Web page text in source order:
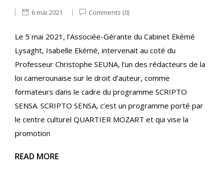
6 mai 2021
Comments (0)
Le 5 mai 2021, l’Associée-Gérante du Cabinet Ekémé
Lysaght, Isabelle Ekémé, intervenait au coté du
Professeur Christophe SEUNA, l’un des rédacteurs de la
loi camerounaise sur le droit d’auteur, comme
formateurs dans le cadre du programme SCRIPTO
SENSA. SCRIPTO SENSA, c’est un programme porté par
le centre culturel QUARTIER MOZART et qui vise la
promotion
READ MORE